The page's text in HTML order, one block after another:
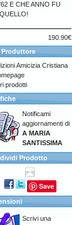
'62 E CHE ANNO FU
QUELLO!
190.90€
Amicizia Cristiana
prodotti
Notificami
aggiornamenti di
A MARIA
SANTISSIMA
Prodotto
Save
Scrivi una